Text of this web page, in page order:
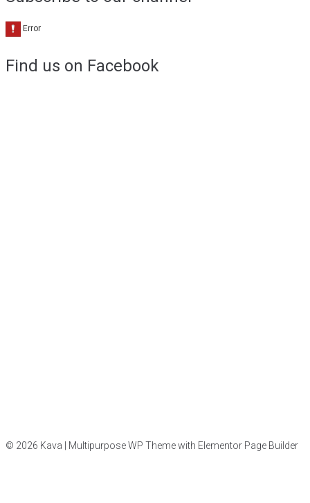
Find us on Facebook
© 2026 Kava | Multipurpose WP Theme with Elementor Page Builder